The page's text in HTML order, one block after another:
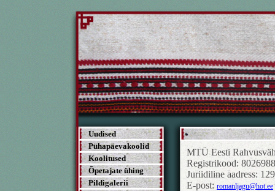
Uudised
Pühapäevakoolid
Koolitused
Õpetajate ühing
Pildigalerii
MTÜ Eesti
Registrikood:
Juriidiline aadress:
E-post: romanljagu@hot.ee